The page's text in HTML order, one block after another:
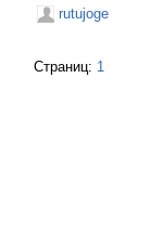
rutujoge
Страниц: 1